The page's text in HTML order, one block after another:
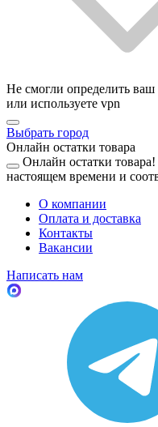
Не смогли определить
или используете vpn
Выбрать город
Онлайн остатки товара
Онлайн остатки товара!
настоящем времени и
О компании
Оплата и доставка
Контакты
Вакансии
Написать нам